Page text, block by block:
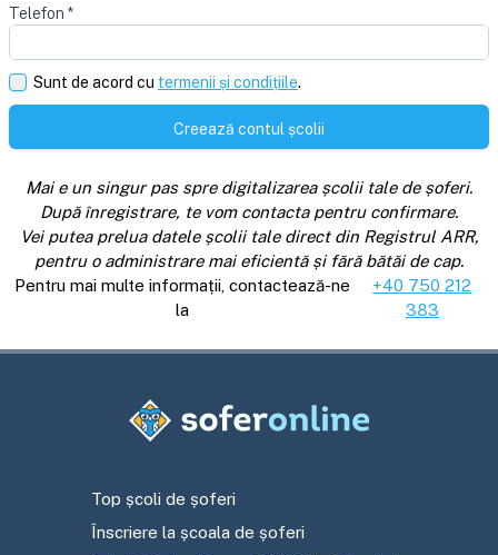
Telefon *
Sunt de acord cu termenii și condițiile.
Creează contul școlii
Mai e un singur pas spre digitalizarea școlii tale de șoferi.
După înregistrare, te vom contacta pentru confirmare.
Vei putea prelua datele școlii tale direct din Registrul ARR,
pentru o administrare mai eficientă și fără bătăi de cap.
Pentru mai multe informații, contactează-ne
la
+40 750 212
383
Top școli de șoferi
Înscriere la școala de șoferi